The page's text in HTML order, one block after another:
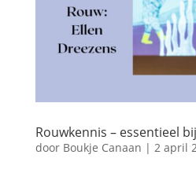
Rouwkennis – essentieel
door Boukje Canaan | 2 april